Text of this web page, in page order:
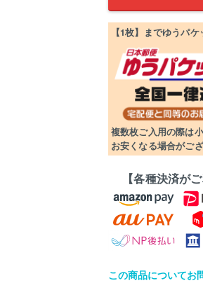
【1枚】までゆうパ
複数枚ご入用の際は
お安くなる場合がござ
【各種決済が
この商品についてお